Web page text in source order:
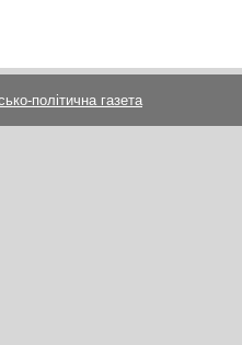
політична газета